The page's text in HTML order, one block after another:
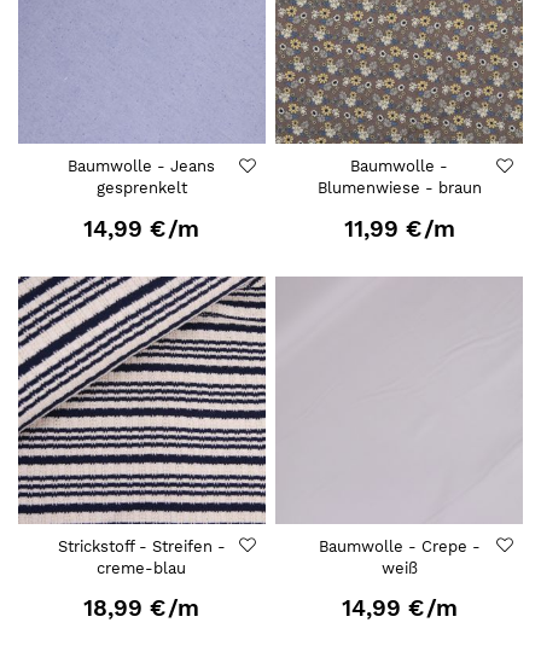
Baumwolle - Jeans
gesprenkelt
14,99 €/m
Baumwolle -
Blumenwiese - braun
11,99 €/m
Strickstoff - Streifen -
creme-blau
18,99 €/m
Baumwolle - Crepe -
weiß
14,99 €/m